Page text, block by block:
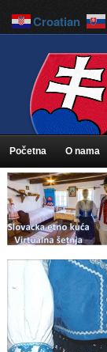
Početna O nama
Croatian